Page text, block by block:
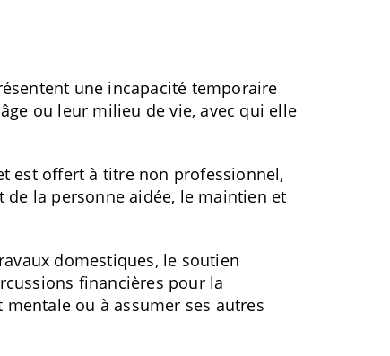
une incapacité temporaire
ou leur milieu de vie, avec qui elle
est offert à titre non professionnel,
la personne aidée, le maintien et
domestiques, le soutien
financières pour la
ou à assumer ses autres